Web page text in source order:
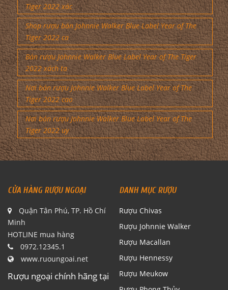
Tiger 2022 xác
Shop rượu bán Johnnie Walker Blue Label Year of The
Tiger 2022 ca
Bán rượu Johnnie Walker Blue Label Year of The Tiger
2022 xách ta
Nơi bán rượu Johnnie Walker Blue Label Year of The
Tiger 2022 cao
Nơi bán rượu Johnnie Walker Blue Label Year of The
Tiger 2022 uy
CỬA HÀNG RƯỢU NGOẠI
Quận Tân Phú, TP. Hồ Chí
Minh
HOTLINE mua hàng
0972.12345.1
www.ruoungoai.net
Rượu ngoại chính hãng tại
DANH MỤC RƯỢU
Rượu Chivas
Rượu Johnnie Walker
Rượu Macallan
Rượu Hennessy
Rượu Meukow